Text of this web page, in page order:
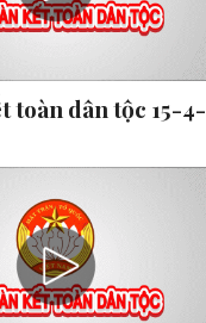
toàn dân tộc 15-4-